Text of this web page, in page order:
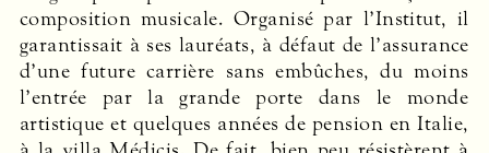
composition musicale. Organisé par l’Institut, il
garantissait à ses lauréats, à défaut de l’assurance
d’une future carrière sans embûches, du moins
l’entrée par la grande porte dans le monde
artistique et quelques années de pension en Italie,